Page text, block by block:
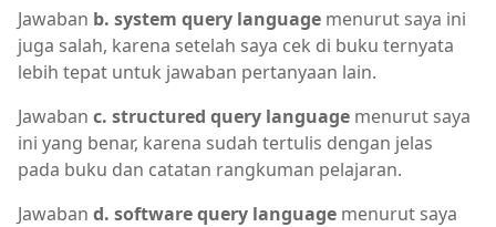
Jawaban b. system query language menurut saya ini
juga salah, karena setelah saya cek di buku ternyata
lebih tepat untuk jawaban pertanyaan lain.
Jawaban c. structured query language menurut saya
ini yang benar, karena sudah tertulis dengan jelas
pada buku dan catatan rangkuman pelajaran.
Jawaban d. software query language menurut saya